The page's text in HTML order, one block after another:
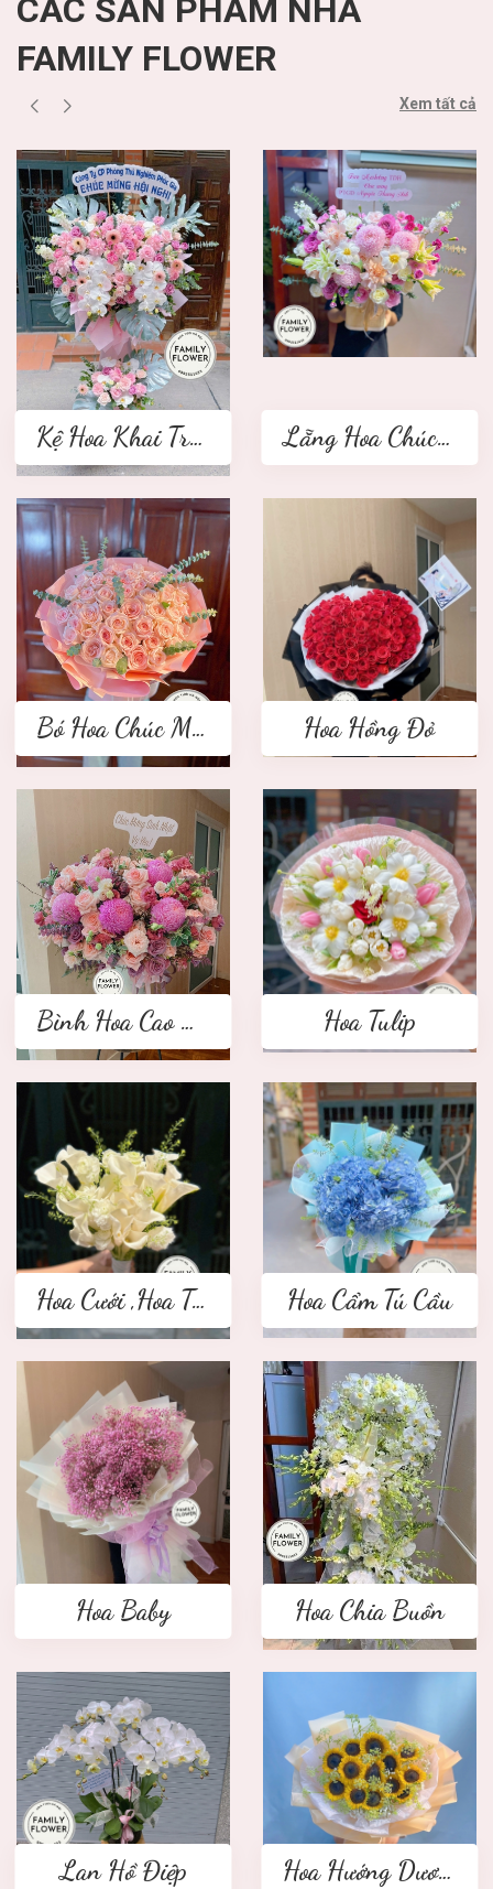
CÁC SẢN PHẨM NHÀ
FAMILY FLOWER
Xem tất cả
Kệ Hoa Khai Trương 2 tầng Lẵng Hoa Chúc Mừng
Bó Hoa Chúc Mừng Hoa Hồng Đỏ
Bình Hoa Cao Cấp Hoa Tulip
Hoa Cưới ,Hoa Tay Cầm Cô Dâu Hoa Cẩm Tú Cầu
Hoa Baby Hoa Chia Buồn
Lan Hồ Điệp Hoa Hướng Dương